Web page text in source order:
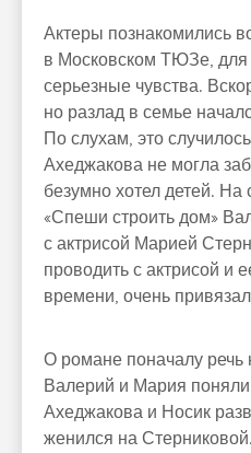
Актеры познакомились
в Московском ТЮЗе,
серьезные чувства.
но разлад в семье
По слухам, это
Ахеджакова не могла
безумно хотел детей. На
«Спеши строить дом»
с актрисой Марией
проводить с актрисой и
времени, очень
О романе поначалу
Валерий и Мария
Ахеджакова и Носик
женился на